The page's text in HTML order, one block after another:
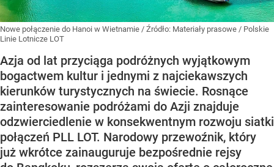
Nowe połączenie do Hanoi w Wietnamie / Źródło: Materiały prasowe / Polskie
Linie Lotnicze LOT
Azja od lat przyciąga podróżnych wyjątkowym
bogactwem kultur i jednymi z najciekawszych
kierunków turystycznych na świecie. Rosnące
zainteresowanie podróżami do Azji znajduje
odzwierciedlenie w konsekwentnym rozwoju siatki
połączeń PLL LOT. Narodowy przewoźnik, który
już wkrótce zainauguruje bezpośrednie rejsy